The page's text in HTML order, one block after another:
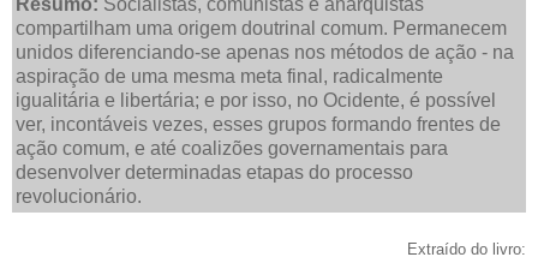
Resumo: Socialistas, comunistas e anarquistas
compartilham uma origem doutrinal comum. Permanecem
unidos diferenciando-se apenas nos métodos de ação - na
aspiração de uma mesma meta final, radicalmente
igualitária e libertária; e por isso, no Ocidente, é possível
ver, incontáveis vezes, esses grupos formando frentes de
ação comum, e até coalizões governamentais para
desenvolver determinadas etapas do processo
revolucionário.
Extraído do livro: